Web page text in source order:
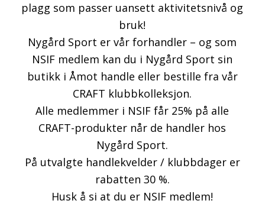
plagg som passer uansett aktivitetsnivå og
bruk!
Nygård Sport er vår forhandler – og som
NSIF medlem kan du i Nygård Sport sin
butikk i Åmot handle eller bestille fra vår
CRAFT klubbkolleksjon.
Alle medlemmer i NSIF får 25% på alle
CRAFT-produkter når de handler hos
Nygård Sport.
På utvalgte handlekvelder / klubbdager er
rabatten 30 %.
Husk å si at du er NSIF medlem!